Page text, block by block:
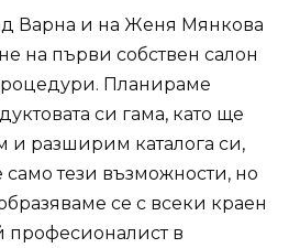
Варна и на Женя Мянкова
на първи собствен салон
Планираме
си гама, като ще
разширим каталога си,
само тези възможности, но
се с всеки краен
професионалист в